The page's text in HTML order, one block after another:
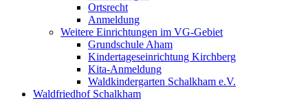
Ortsrecht
Anmeldung
Weitere Einrichtungen im VG-Gebiet
Grundschule Aham
Kindertageseinrichtung Kirchberg
Kita-Anmeldung
Waldkindergarten Schalkham e.V.
Waldfriedhof Schalkham